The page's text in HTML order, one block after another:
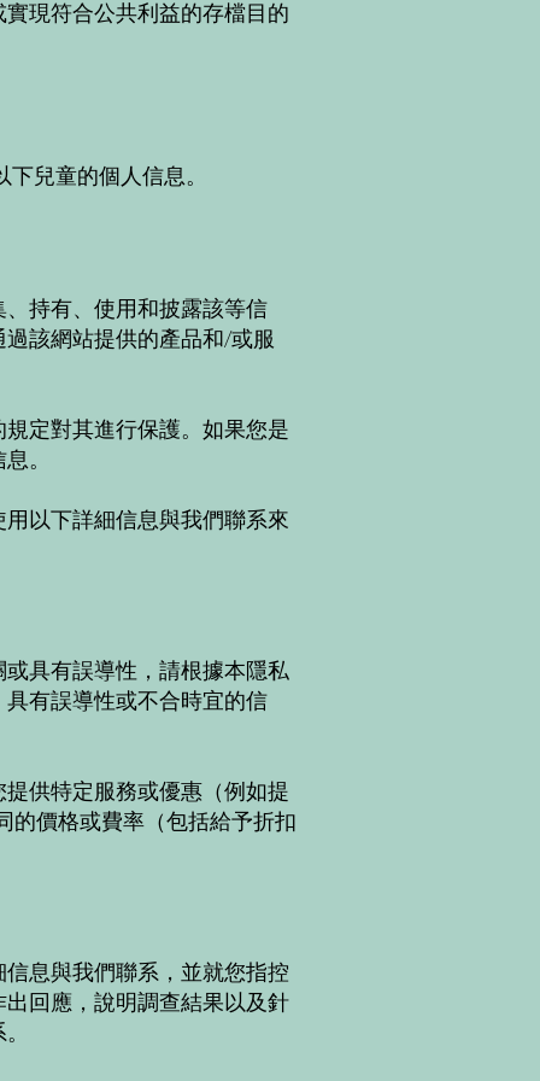
現符合公共利益的存檔目的
兒童的個人信息。
持有、使用和披露該等信
該網站提供的產品和/或服
定對其進行保護。如果您是
。
以下詳細信息與我們聯系來
具有誤導性，請根據本隱私
有誤導性或不合時宜的信
供特定服務或優惠（例如提
的價格或費率（包括給予折扣
息與我們聯系，並就您指控
回應，說明調查結果以及針